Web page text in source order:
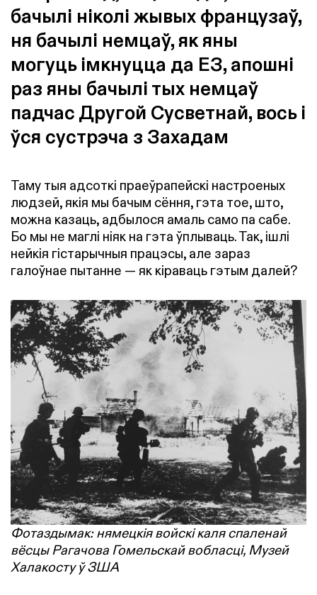
бачылі ніколі жывых французаў,
ня бачылі немцаў, як яны
могуць імкнуцца да ЕЗ, апошні
раз яны бачылі тых немцаў
падчас Другой Сусветнай, вось і
ўся сустрэча з Захадам
Таму тыя адсоткі праеўрапейскі настроеных
людзей, якія мы бачым сёння, гэта тое, што,
можна казаць, адбылося амаль само па сабе.
Бо мы не маглі ніяк на гэта ўплываць. Так, ішлі
нейкія гістарычныя працэсы, але зараз
галоўнае пытанне — як кіраваць гэтым далей?
Фотаздымак: нямецкія войскі каля спаленай
вёсцы Рагачова Гомельскай вобласці, Музей
Халакосту ў ЗША